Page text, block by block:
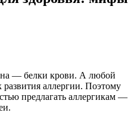
— белки крови. А любой
аллергии. Поэтому
предлагать аллергикам —